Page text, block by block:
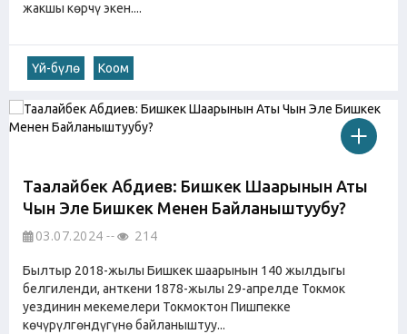
жакшы көрчү экен....
Үй-бүлө Коом
Таалайбек Абдиев: Бишкек Шаарынын Аты
Чын Эле Бишкек Менен Байланыштуубу?
03.07.2024 214
Былтыр 2018-жылы Бишкек шаарынын 140 жылдыгы
белгиленди, анткени 1878-жылы 29-апрелде Токмок
уездинин мекемелери Токмоктон Пишпекке
көчүрүлгөндүгүнө байланыштуу...